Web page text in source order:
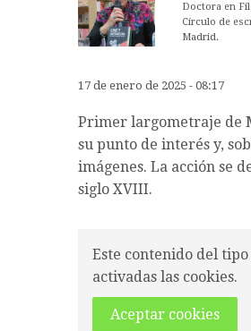
Doctora en
Círculo de
Madrid.
17 de enero de 2025 - 08:17
Primer largometraje de
su punto de interés y,
imágenes. La acción se
siglo XVIII.
Este contenido del
activadas las cookies.
Aceptar cookies